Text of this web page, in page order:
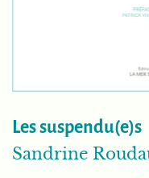
Les suspendu(e)s
Sandrine